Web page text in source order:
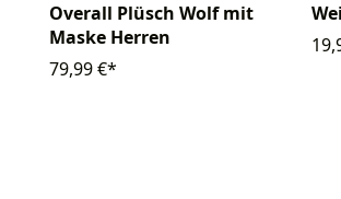
Overall Plüsch Wolf mit
Maske Herren
79,99 €*